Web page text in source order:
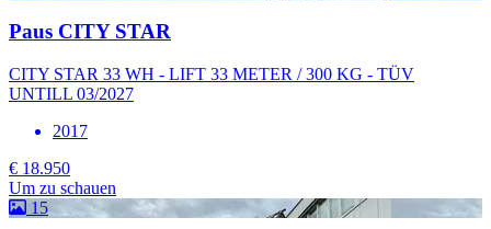
Paus CITY STAR
CITY STAR 33 WH - LIFT 33 METER / 300 KG - TÜV
UNTILL 03/2027
2017
€ 18.950
Um zu schauen
15